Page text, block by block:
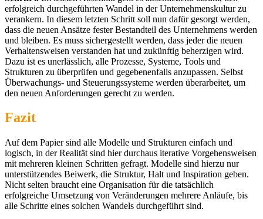
erfolgreich durchgeführten Wandel in der Unternehmenskultur zu
verankern. In diesem letzten Schritt soll nun dafür gesorgt werden,
dass die neuen Ansätze fester Bestandteil des Unternehmens werden
und bleiben. Es muss sichergestellt werden, dass jeder die neuen
Verhaltensweisen verstanden hat und zukünftig beherzigen wird.
Dazu ist es unerlässlich, alle Prozesse, Systeme, Tools und
Strukturen zu überprüfen und gegebenenfalls anzupassen. Selbst
Überwachungs- und Steuerungssysteme werden überarbeitet, um
den neuen Anforderungen gerecht zu werden.
Fazit
Auf dem Papier sind alle Modelle und Strukturen einfach und
logisch, in der Realität sind hier durchaus iterative Vorgehensweisen
mit mehreren kleinen Schritten gefragt. Modelle sind hierzu nur
unterstützendes Beiwerk, die Struktur, Halt und Inspiration geben.
Nicht selten braucht eine Organisation für die tatsächlich
erfolgreiche Umsetzung von Veränderungen mehrere Anläufe, bis
alle Schritte eines solchen Wandels durchgeführt sind.